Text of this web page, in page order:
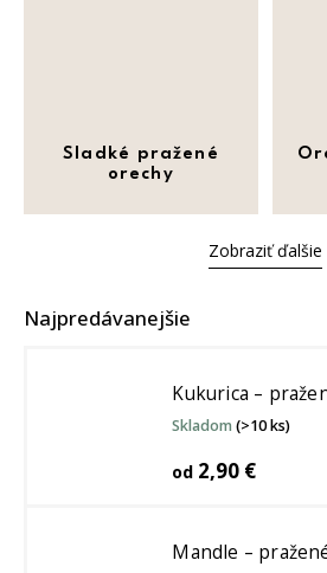
Sladké pražené
orechy
Zobraziť ďalšie
Najpredávanejšie
Kukurica –
Skladom(>10 ks)
od 2,90 €
Mandle –